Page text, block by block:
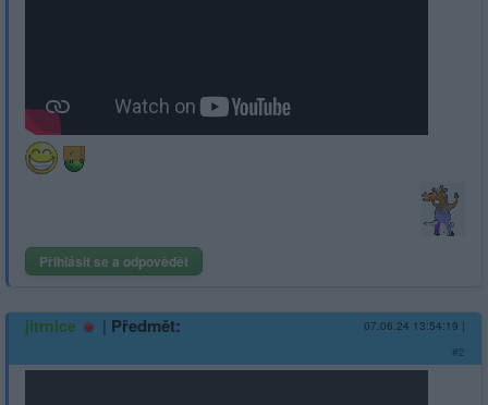
Přihlásit se a odpovědět
jitrnice | Předmět: 07.06.24 13:54:19 |
#2